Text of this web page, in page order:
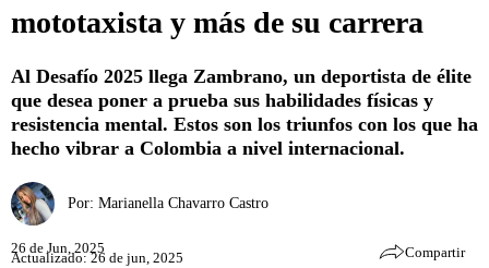
mototaxista y más de su carrera
Al Desafío 2025 llega Zambrano, un deportista de élite
que desea poner a prueba sus habilidades físicas y
resistencia mental. Estos son los triunfos con los que ha
hecho vibrar a Colombia a nivel internacional.
Por: Marianella Chavarro Castro
26 de Jun, 2025
Actualizado: 26 de jun, 2025 Compartir